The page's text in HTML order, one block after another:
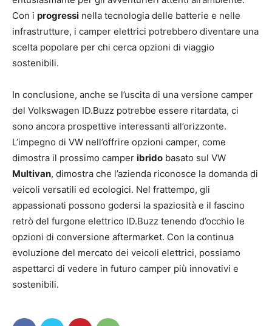
Con i progressi nella tecnologia delle batterie e nelle
infrastrutture, i camper elettrici potrebbero diventare una
scelta popolare per chi cerca opzioni di viaggio
sostenibili.
In conclusione, anche se l’uscita di una versione camper
del Volkswagen ID.Buzz potrebbe essere ritardata, ci
sono ancora prospettive interessanti all’orizzonte.
L’impegno di VW nell’offrire opzioni camper, come
dimostra il prossimo camper ibrido basato sul VW
Multivan, dimostra che l’azienda riconosce la domanda di
veicoli versatili ed ecologici. Nel frattempo, gli
appassionati possono godersi la spaziosità e il fascino
retrò del furgone elettrico ID.Buzz tenendo d’occhio le
opzioni di conversione aftermarket. Con la continua
evoluzione del mercato dei veicoli elettrici, possiamo
aspettarci di vedere in futuro camper più innovativi e
sostenibili.